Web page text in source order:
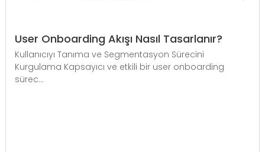
User Onboarding Akışı Nasıl Tasarlanır?
Kullanıcıyı Tanıma ve Segmentasyon Sürecini
Kurgulama Kapsayıcı ve etkili bir user onboarding
sürec...